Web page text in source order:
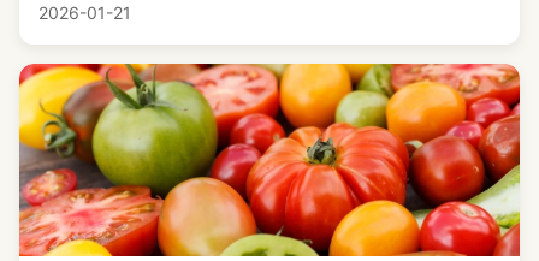
2026-01-21